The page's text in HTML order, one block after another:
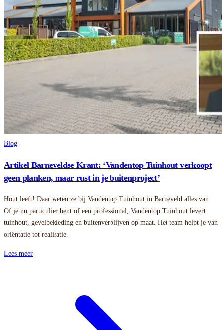
Blog
Artikel Barneveldse Krant: ‘Vandentop Tuinhout verkoopt
geen planken, maar rust in je buitenproject’
Hout leeft! Daar weten ze bij Vandentop Tuinhout in Barneveld alles van.
Of je nu particulier bent of een professional, Vandentop Tuinhout levert
tuinhout, gevelbekleding en buitenverblijven op maat. Het team helpt je van
oriëntatie tot realisatie.
Lees meer